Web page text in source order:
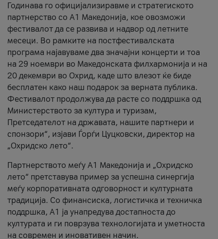
Годинава го официјализиравме и стратегиското
партнерство со А1 Македонија, кое овозможи
фестивалот да се развива и надвор од летните
месеци. Во рамките на постфестивалската
програма најавуваме два значајни концерти и тоа
на 29 ноември во Македонската филхармонија и на
20 декември во Охрид, каде што влезот ќе биде
бесплатен како наш подарок за верната публика.
Фестивалот продолжува да расте со поддршка од
Министерството за култура и туризам,
Претседателот на државата, нашите партнери и
спонзори“, изјави Ѓорѓи Цуцковски, директор на
„Охридско лето“.
Партнерството меѓу A1 Македонија и „Охридско
лето“ претставува пример за успешна синергија
меѓу корпоративната одговорност и културната
традиција. Со финансиска, логистичка и техничка
поддршка, A1 ја унапредува достапноста до
културата и ги поврзува технологијата и уметноста
на современ и иновативен начин.